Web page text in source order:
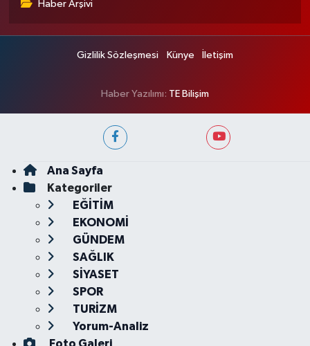
Haber Arşivi
Gizlilik Sözleşmesi Künye İletişim
Haber Yazılımı: TE Bilişim
Ana Sayfa
Kategoriler
EĞİTİM
EKONOMİ
GÜNDEM
SAĞLIK
SİYASET
SPOR
TURİZM
Yorum-Analiz
Foto Galeri